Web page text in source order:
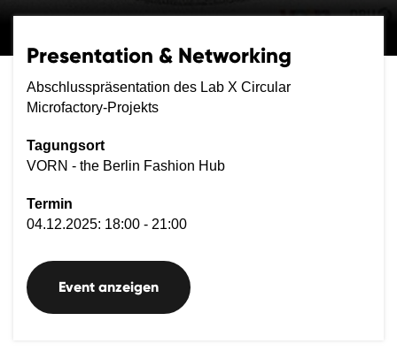
Presentation & Networking
Abschlusspräsentation des Lab X Circular
Microfactory-Projekts
Tagungsort
VORN - the Berlin Fashion Hub
Termin
04.12.2025: 18:00 - 21:00
Event anzeigen